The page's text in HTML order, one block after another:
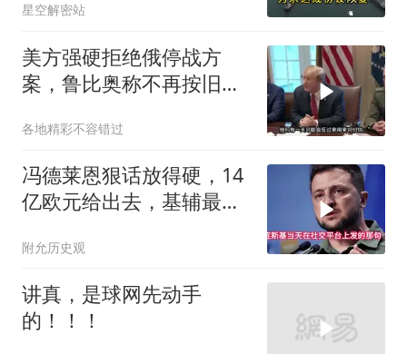
续剧？
星空解密站
美方强硬拒绝俄停战方
案，鲁比奥称不再按旧路
各地精彩不容错过
冯德莱恩狠话放得硬，14
亿欧元给出去，基辅最缺
附允历史观
讲真，是球网先动手
的！！！